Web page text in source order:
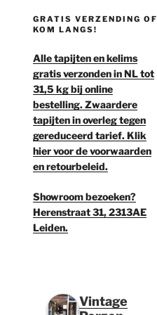
GRATIS VERZENDING OF
KOM LANGS!
Alle tapijten en kelims
gratis verzonden in NL tot
31,5 kg bij online
bestelling. Zwaardere
tapijten in overleg tegen
gereduceerd tarief. Klik
hier voor de voorwaarden
en retourbeleid.
Showroom bezoeken?
Herenstraat 31, 2313AE
Leiden.
Vintage